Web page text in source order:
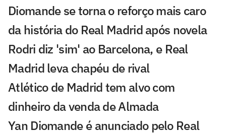
Diomande se torna o reforço mais caro
da história do Real Madrid após novela
Rodri diz 'sim' ao Barcelona, e Real
Madrid leva chapéu de rival
Atlético de Madrid tem alvo com
dinheiro da venda de Almada
Yan Diomande é anunciado pelo Real